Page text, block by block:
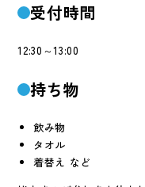
受付時間
12:30～13:00
持ち物
飲み物
タオル
着替え など